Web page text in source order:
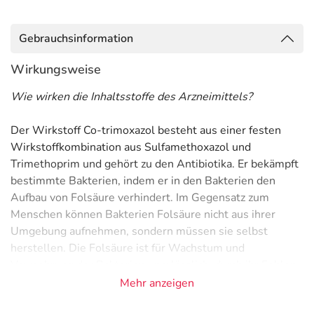
Gebrauchsinformation
Wirkungsweise
Wie wirken die Inhaltsstoffe des Arzneimittels?
Der Wirkstoff Co-trimoxazol besteht aus einer festen
Wirkstoffkombination aus Sulfamethoxazol und
Trimethoprim und gehört zu den Antibiotika. Er bekämpft
bestimmte Bakterien, indem er in den Bakterien den
Aufbau von Folsäure verhindert. Im Gegensatz zum
Menschen können Bakterien Folsäure nicht aus ihrer
Umgebung aufnehmen, sondern müssen sie selbst
herstellen. Die Folsäure ist für Wachstum und
stirbt die Bakterienkolonie aus. Da der Mensch die
Mehr anzeigen